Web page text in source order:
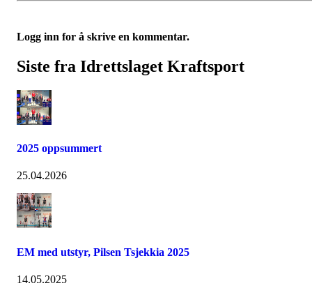
Logg inn for å skrive en kommentar.
Siste fra Idrettslaget Kraftsport
2025 oppsummert
25.04.2026
EM med utstyr, Pilsen Tsjekkia 2025
14.05.2025